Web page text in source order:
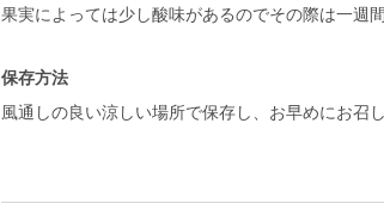
果実によっては少し酸味があるのでその際は一週
保存方法
風通しの良い涼しい場所で保存し、お早めにお召